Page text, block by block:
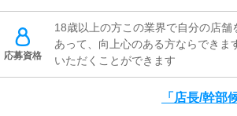
行っていただきます。■PC更新業務
っていただきます。キャストの出
タンを押すだけや、ブログの更新時
も簡単にできます。■清掃・備品管
清掃や備品の管理・補充を行ってい
応募資格
18歳以上の方この業界で自分の店
あって、向上心のある方ならできま
いただくことができます
「店長/幹部